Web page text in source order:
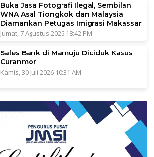
Buka Jasa Fotografi Ilegal, Sembilan
WNA Asal Tiongkok dan Malaysia
Diamankan Petugas Imigrasi Makassar
Jumat, 7 Agustus 2026 18:42 PM
Sales Bank di Mamuju Diciduk Kasus
Curanmor
Kamis, 30 Juli 2026 10:31 AM